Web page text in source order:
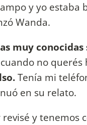
y yo
Wanda.
muy
cuando no
Tenía mi
en su relato.
y tenemos